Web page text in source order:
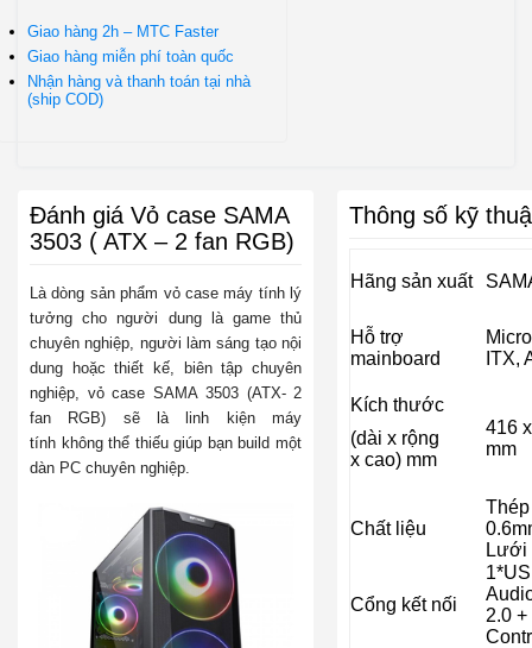
Giao hàng 2h – MTC Faster
Giao hàng miễn phí toàn quốc
Nhận hàng và thanh toán tại nhà
(ship COD)
Đánh giá Vỏ case SAMA
3503 ( ATX – 2 fan RGB)
Là dòng sản phẩm vỏ case máy tínhlý
tưởng cho người dung là game thủ
chuyên nghiệp, người làm sáng tạo nội
dung hoặc thiết kế, biên tập chuyên
nghiệp, vỏ case SAMA 3503 (ATX- 2
fan RGB) sẽ là linh kiện máy
tính không thể thiếu giúp bạn build một
dàn PC chuyên nghiệp.
Thông số kỹ
Hãng sản xuất
Hỗ trợ
mainboard
ITX,
Kích thước
(dài x rộng
x cao) mm
416
mm
Chất liệu
Lưới
Cổng kết nối
2.0